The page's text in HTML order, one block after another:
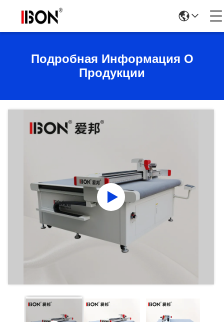
Подробная Информация О
Продукции